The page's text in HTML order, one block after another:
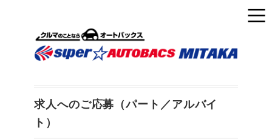
求人へのご応募（パート／アルバイ
ト）